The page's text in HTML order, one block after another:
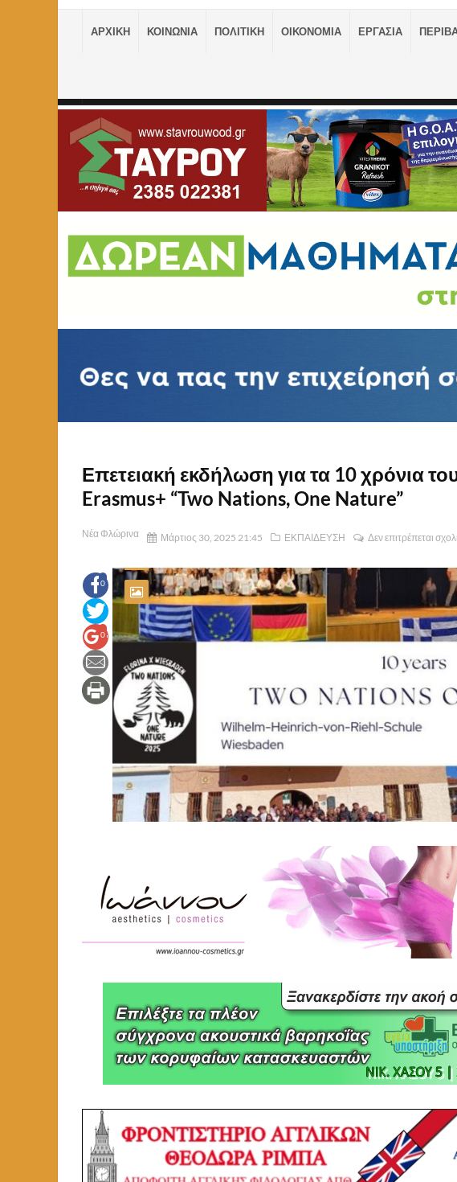
ΑΡΧΙΚΗ ΚΟΙΝΩΝΙΑ ΠΟΛΙΤΙΚΗ ΟΙΚΟΝΟΜΙΑ ΕΡΓΑΣΙΑ
Επετειακή εκδήλωση για τα 10 χρόνια
Erasmus+ “Two Nations, One Nature”
Νέα Φλώρινα Μάρτιος 30, 2025 21:45 ΕΚΠΑΙΔΕΥΣΗ Δεν επιτρέπεται
0
0